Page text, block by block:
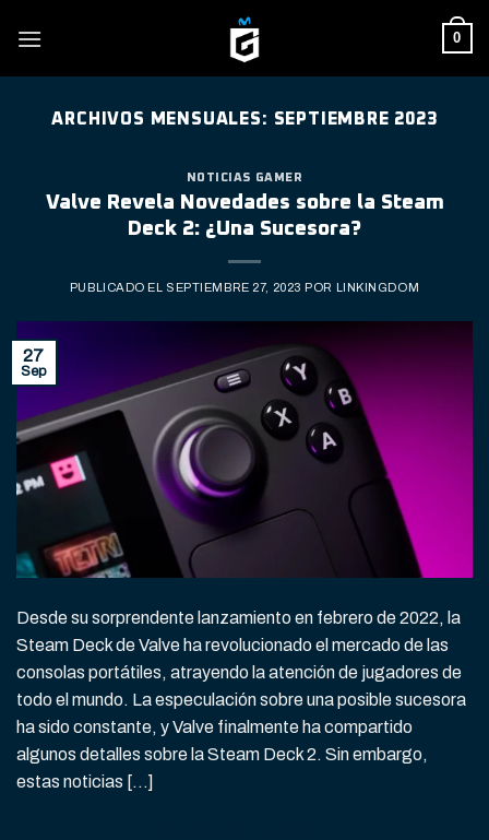
0
ARCHIVOS MENSUALES: SEPTIEMBRE 2023
NOTICIAS GAMER
Valve Revela Novedades sobre la Steam
Deck 2: ¿Una Sucesora?
PUBLICADO EL SEPTIEMBRE 27, 2023 POR LINKINGDOM
27
Sep
Desde su sorprendente lanzamiento en febrero de 2022, la
Steam Deck de Valve ha revolucionado el mercado de las
consolas portátiles, atrayendo la atención de jugadores de
todo el mundo. La especulación sobre una posible sucesora
ha sido constante, y Valve finalmente ha compartido
algunos detalles sobre la Steam Deck 2. Sin embargo,
estas noticias […]